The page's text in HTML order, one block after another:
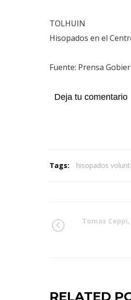
TOLHUIN
Hisopados en el
Fuente: Prensa
Deja tu comentario
Tags: hisopados
Tomas
RELATED